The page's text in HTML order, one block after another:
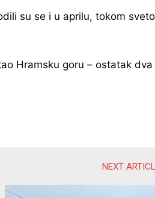
su se i u aprilu, tokom
Hramsku goru – ostatak
NEXT